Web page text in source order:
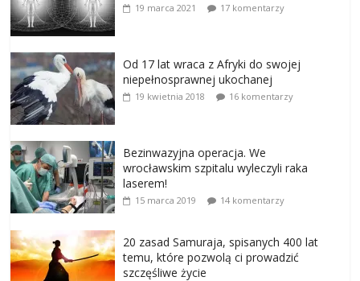
19 marca 2021 17 komentarzy
Od 17 lat wraca z Afryki do swojej
niepełnosprawnej ukochanej
19 kwietnia 2018 16 komentarzy
Bezinwazyjna operacja. We
wrocławskim szpitalu wyleczyli raka
laserem!
15 marca 2019 14 komentarzy
20 zasad Samuraja, spisanych 400 lat
temu, które pozwolą ci prowadzić
szczęśliwe życie